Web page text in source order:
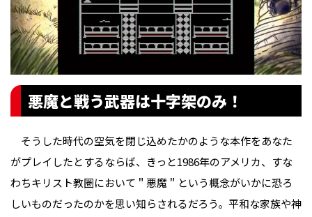
悪魔と戦う武器は十字架のみ！
そうした時代の空気を閉じ込めたかのような本作をあなた
がプレイしたとするならば、きっと1986年のアメリカ、すな
わちキリスト教圏において＂悪魔＂という概念がいかに恐ろ
しいものだったのかを思い知らされるだろう。平和な家族や神